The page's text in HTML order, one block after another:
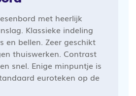
met heerlijk
Klassieke indeling
en bellen. Zeer geschikt
thuiswerken. Contrast
snel. Enige minpuntje is
euroteken op de